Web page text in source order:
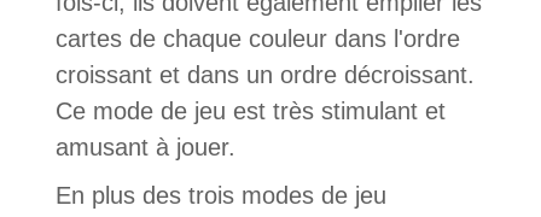
cartes de chaque couleur dans l'ordre
croissant et dans un ordre décroissant.
Ce mode de jeu est très stimulant et
amusant à jouer.
En plus des trois modes de jeu